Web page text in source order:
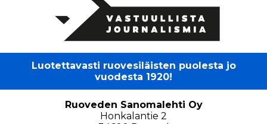
Luotettavasti ruovesiläisten puolesta jo
vuodesta 1920!
Ruoveden Sanomalehti Oy
Honkalantie 2